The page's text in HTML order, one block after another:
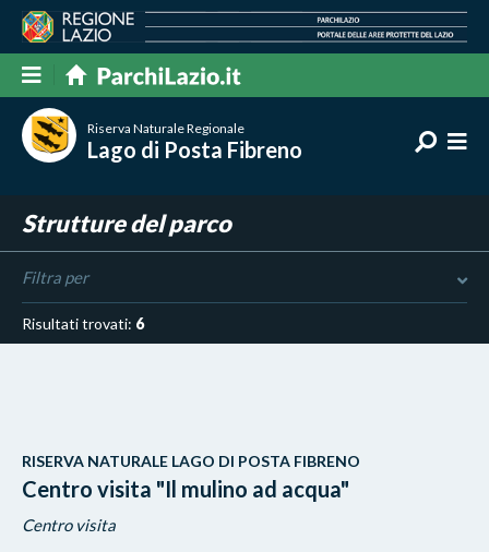
Riserva Naturale Regionale
Lago di Posta Fibreno
Strutture del parco
Filtra per
Risultati trovati: 6
RISERVA NATURALE LAGO DI POSTA FIBRENO
Centro visita "Il mulino ad acqua"
Centro visita